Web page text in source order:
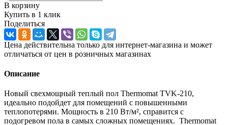
В корзину
Купить в 1 клик
Поделиться
Цена действительна только для интернет-магазина и может
отличаться от цен в розничных магазинах
Описание
Новый свехмощный теплый пол Thermomat TVK-210,
идеально подойдет для помещений с повышенными
теплопотерями. Мощность в 210 Вт/м², справится с
подогревом пола в самых сложных помещениях. Thermomat